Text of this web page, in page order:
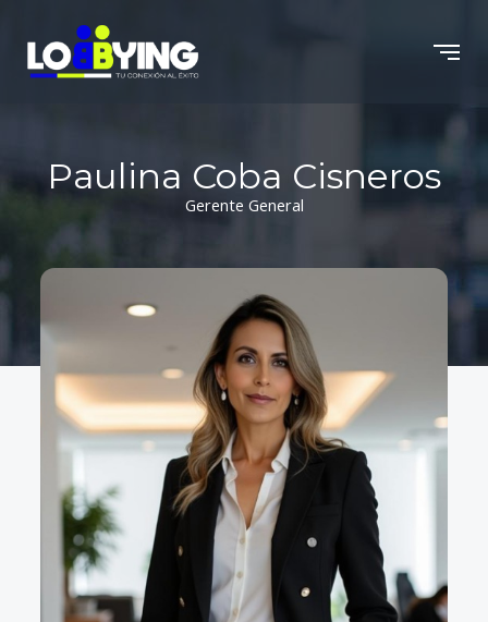
Paulina Coba Cisneros
Gerente General